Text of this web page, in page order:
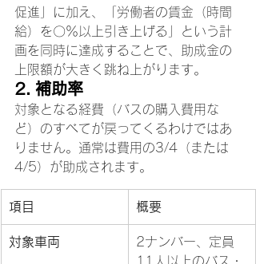
促進」に加え、「労働者の賃金（時間
給）を〇％以上引き上げる」という計
画を同時に達成することで、助成金の
上限額が大きく跳ね上がります。
2. 補助率
対象となる経費（バスの購入費用な
ど）のすべてが戻ってくるわけではあ
りません。通常は費用の3/4（または
4/5）が助成されます。
項目 概要
対象車両
2ナンバー、定員
11人以上のバス・